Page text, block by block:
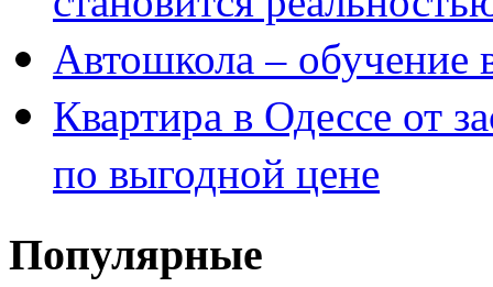
Автошкола – обучение
Квартира в Одессе от
по выгодной цене
Популярные